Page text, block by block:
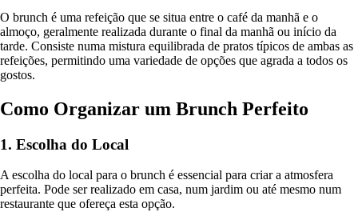
O brunch é uma refeição que se situa entre o café da manhã e o
almoço, geralmente realizada durante o final da manhã ou início da
tarde. Consiste numa mistura equilibrada de pratos típicos de ambas as
refeições, permitindo uma variedade de opções que agrada a todos os
gostos.
Como Organizar um Brunch Perfeito
1. Escolha do Local
A escolha do local para o brunch é essencial para criar a atmosfera
perfeita. Pode ser realizado em casa, num jardim ou até mesmo num
restaurante que ofereça esta opção.